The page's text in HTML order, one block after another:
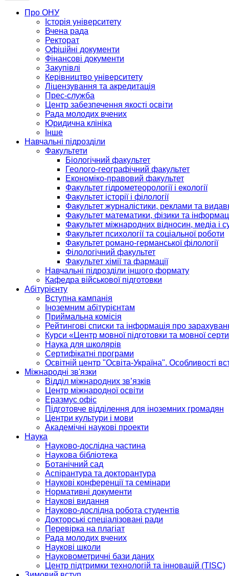
Про ОНУ
Історія університету
Вчена рада
Ректорат
Офіційні документи
Фінансові документи
Закупівлі
Керівництво університету
Ліцензування та акредитація
Прес-служба
Центр забезпечення якості освіти
Рада молодих вчених
Юридична клініка
Інше
Навчальні підрозділи
Факультети
Біологічний факультет
Геолого-географічний факультет
Економіко-правовий факультет
Факультет гідрометеорології і екології
Факультет історії і філології
Факультет журналістики, реклами та
Факультет математики, фізики та
Факультет міжнародних відносин, медіа і
Факультет психології та соціальної роботи
Факультет романо-германської філології
Філологічний факультет
Факультет хімії та фармації
Навчальні підрозділи іншого формату
Кафедра військової підготовки
Абітурієнту
Вступна кампанія
Іноземним абітурієнтам
Приймальна комісія
Рейтингові списки та інформація про
Курси «Центр мовної підготовки та мовної
Наука для школярів
Сертифікатні програми
Освітній центр "Освіта-Україна". Особливості
Міжнародні зв'язки
Відділ міжнародних зв’язків
Центр міжнародної освіти
Еразмус офіс
Підготовче відділення для іноземних громадян
Центри культури і мови
Академічні наукові проекти
Наука
Науково-дослідна частина
Наукова бібліотека
Ботанічний сад
Аспірантура та докторантура
Наукові конференції та семінари
Нормативні документи
Наукові видання
Науково-дослідна робота студентів
Докторські спеціалізовані ради
Перевірка на плагіат
Рада молодих вчених
Наукові школи
Науковометричні бази даних
Центр підтримки технологій та інновацій (TISC)